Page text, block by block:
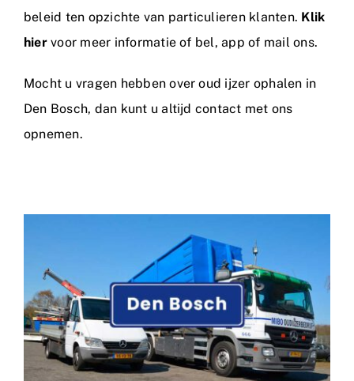
beleid ten opzichte van particulieren klanten. Klik
hiervoor meer informatie of bel, app of mail ons.
Mocht u vragen hebben over oud ijzer ophalen in
Den Bosch, dan kunt u altijd contact met ons
opnemen.